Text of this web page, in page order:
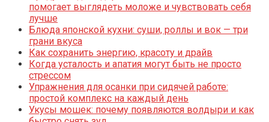
помогает выглядеть моложе и чувствовать себя
лучше
Блюда японской кухни: суши, роллы и вок — три
грани вкуса
Как сохранить энергию, красоту и драйв
Когда усталость и апатия могут быть не просто
стрессом
Упражнения для осанки при сидячей работе:
простой комплекс на каждый день
Укусы мошек: почему появляются волдыри и как